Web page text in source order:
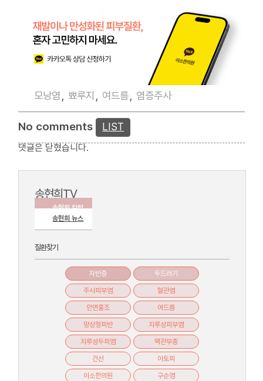
모낭염 뾰루지 여드름 염증주사
No comments LIST
댓글은 닫혔습니다.
송현희TV
송현희 칼럼
송현희 뉴스
질환찾기
자반증 두드러기
주사피부염 혈관염
안면홍조 여드름
망상청피반 지루성피부염
지루성두피염 맥관부종
건선 아토피
이소한의원 구순염